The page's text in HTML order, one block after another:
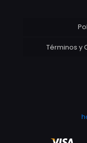
Términos y